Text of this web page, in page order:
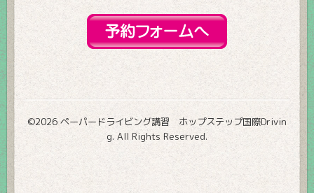
©2026 ペーパードライビング講習 ホップステップ国際Drivin
g. All Rights Reserved.